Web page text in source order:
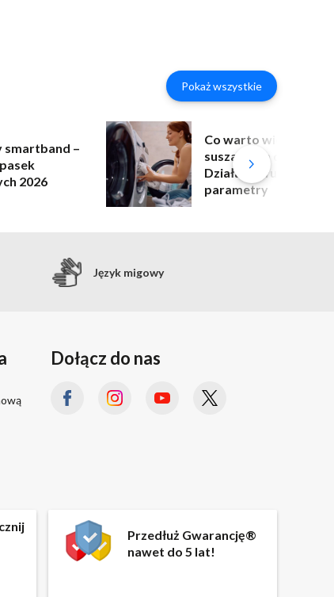
Pokaż wszystkie
smartband –
2026
Co warto wiedzieć o
suszarkach do
Działanie, funkcje i
parametry
Język migowy
Dołącz do nas
Przedłuż Gwarancję®
nawet do 5 lat!